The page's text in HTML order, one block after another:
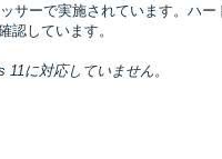
サーで実施されています。ハ
認しています。
に対応していません。